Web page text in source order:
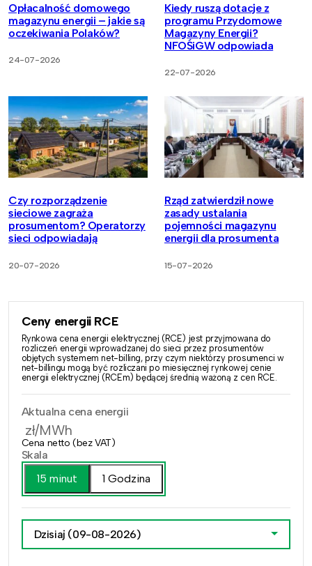
Opłacalność domowego
magazynu energii – jakie są
oczekiwania Polaków?
24-07-2026
Kiedy ruszą dotacje z
programu Przydomowe
Magazyny Energii?
NFOŚiGW odpowiada
22-07-2026
Czy rozporządzenie
sieciowe zagraża
prosumentom? Operatorzy
sieci odpowiadają
20-07-2026
Rząd zatwierdził nowe
zasady ustalania
pojemności magazynu
energii dla prosumenta
15-07-2026
Ceny energii RCE
Rynkowa cena energii elektrycznej (RCE) jest przyjmowana do
rozliczeń energii wprowadzanej do sieci przez prosumentów
objętych systemem net-billing, przy czym niektórzy prosumenci w
net-billingu mogą być rozliczani po miesięcznej rynkowej cenie
energii elektrycznej (RCEm) będącej średnią ważoną z cen RCE.
Aktualna cena energii
zł/MWh
Cena netto (bez VAT)
Skala
15 minut
1 Godzina
Dzisiaj (09-08-2026)